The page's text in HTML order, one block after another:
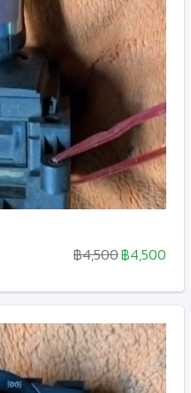
฿4,500฿4,500